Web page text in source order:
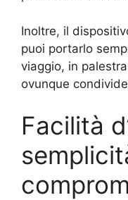
Inoltre, il
puoi portarlo
viaggio, in
ovunque
Facilità